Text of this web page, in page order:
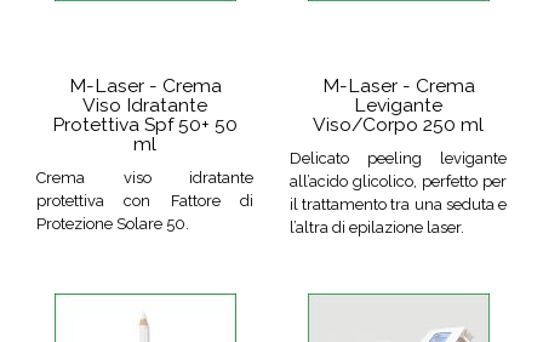
M-Laser - Crema
Viso Idratante
Protettiva Spf 50+ 50
ml
Crema viso idratante
protettiva con Fattore di
Protezione Solare 50.
M-Laser - Crema
Levigante
Viso/Corpo 250 ml
Delicato peeling levigante
all’acido glicolico, perfetto per
il trattamento tra una seduta e
l’altra di epilazione laser.